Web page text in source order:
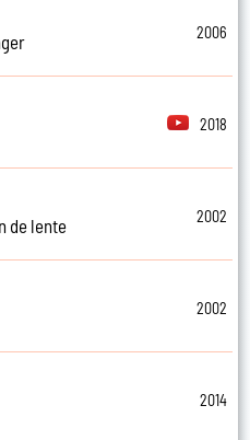
2006
2018
de lente
2002
2002
2014